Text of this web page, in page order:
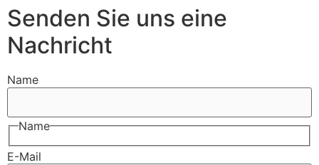
Senden Sie uns eine
Nachricht
Name
Name
E-Mail